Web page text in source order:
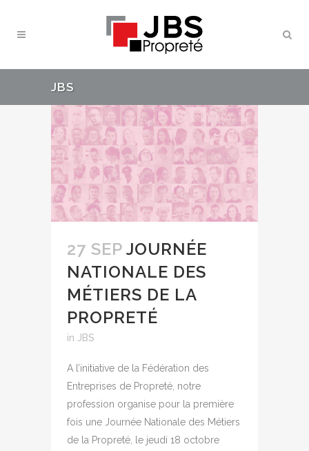
JBS
27 SEP JOURNÉE
NATIONALE DES
MÉTIERS DE LA
PROPRETÉ
in JBS
A l’initiative de la Fédération des
Entreprises de Propreté, notre
profession organise pour la première
fois une Journée Nationale des Métiers
de la Propreté, le jeudi 18 octobre